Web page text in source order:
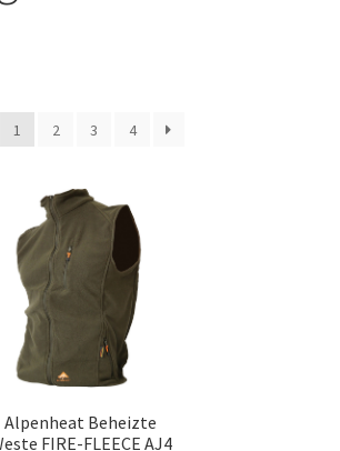
1 2 3 4
Alpenheat Beheizte
FIRE-FLEECE AJ4